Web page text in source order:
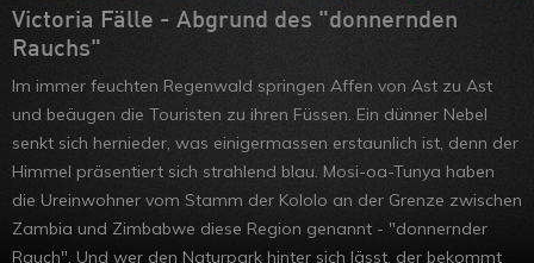
ARVB
Tansania &
Malawi
Ruanda
Uganda
Äthiopien
Victoria Fälle - Abgrund des "donnernden
Rauchs"
Im immer feuchten Regenwald springen Affen von Ast zu Ast
und beäugen die Touristen zu ihren Füssen. Ein dünner Nebel
senkt sich hernieder, was einigermassen erstaunlich ist, denn der
Himmel präsentiert sich strahlend blau. Mosi-oa-Tunya haben
die Ureinwohner vom Stamm der Kololo an der Grenze zwischen
Zambia und Zimbabwe diese Region genannt - "donnernder
Rauch". Und wer den Naturpark hinter sich lässt, der bekommt